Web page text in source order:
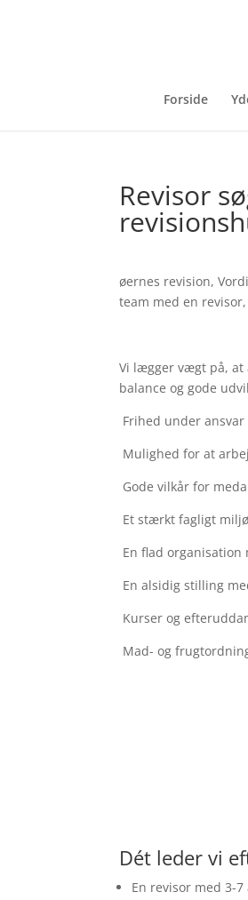
Forside
Revisor
øernes revision,
team med en
Vi lægger vægt på, at
balance og gode
Frihed under
Mulighed for at
Gode vilkår for
Et stærkt fagligt
En flad
En alsidig stilling
Kurser og
Mad- og
Dét leder vi
En revisor med 3-